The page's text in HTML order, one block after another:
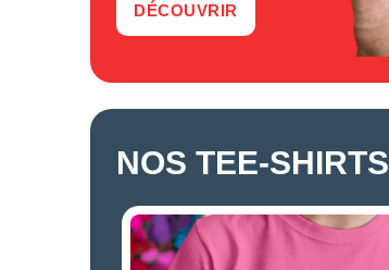
DÉCOUVRIR
NOS TEE-SHIRTS